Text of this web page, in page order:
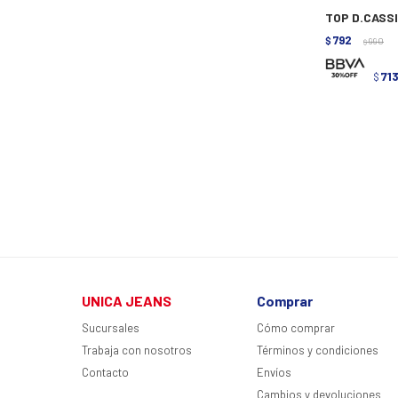
TOP
$ 792 $ 990
$ 713
UNICA JEANS
Sucursales
Trabaja con nosotros
Contacto
Comprar
Cómo comprar
Términos y condiciones
Envíos
Cambios y devoluciones